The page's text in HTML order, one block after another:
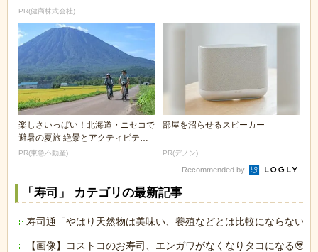
PR(健商株式会社)
楽しさいっぱい！北海道・ニセコで
避暑の夏旅 絶景とアクティビティ
が揃う「ニセコ東...
PR(東急不動産)
部屋を沼らせるスピーカー
PR(デノン)
Recommended by
「寿司」 カテゴリの最新記事
寿司通「やはり天然物は美味い、養殖などとは比較にならない旨
【画像】コストコのお寿司、エンガワがなくなりタコになる🥹🍣